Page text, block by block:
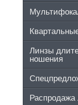
Линзы
ношения
Распродажа